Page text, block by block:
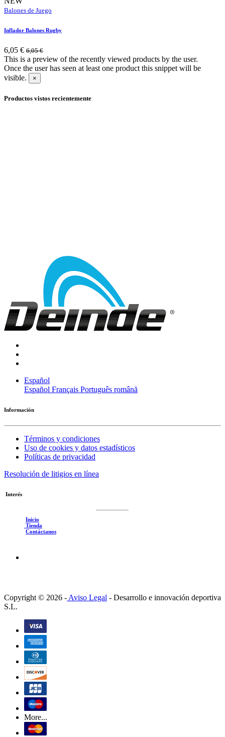
Balones de Juego
Inflador Balones Rugby
6,05 € 6,05€
This is a preview of the recently viewed products by the user.
Once the user has seen at least one product this snippet will be
visible.
×
Productos vistos recientemente
Español
Español Français Português română
Información
Términos y condiciones
Uso de cookies y datos estadísticos
Políticas de privacidad
Resolución de litigios en línea
Interés
Inicio
Tienda
Contáctanos
Copyright © 2026 - Aviso Legal - Desarrollo e innovación deportiva
S.L.
More...